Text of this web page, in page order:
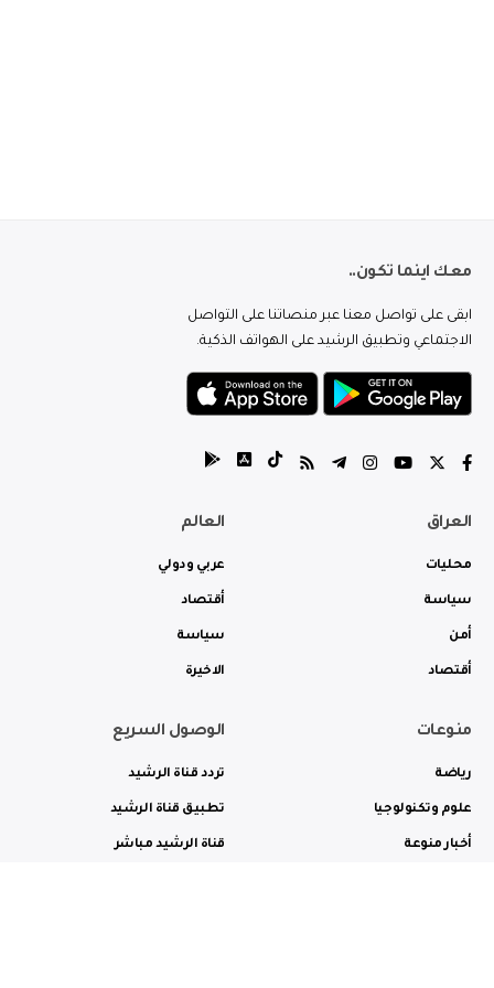
معك اينما تكون..
ابقى على تواصل معنا عبر منصاتنا على التواصل
الاجتماعي وتطبيق الرشيد على الهواتف الذكية.
العراق
محليات
سياسة
أمن
أقتصاد
العالم
عربي ودولي
أقتصاد
سياسة
الاخيرة
منوعات
رياضة
علوم وتكنولوجيا
أخبار منوعة
الوصول السريع
تردد قناة الرشيد
تطبيق قناة الرشيد
قناة الرشيد مباشر